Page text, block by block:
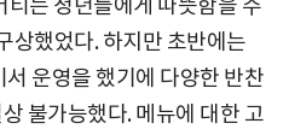
는 청년들에게 따뜻함을 주
상했었다. 하지만 초반에는
운영을 했기에 다양한 반찬
불가능했다. 메뉴에 대한 고